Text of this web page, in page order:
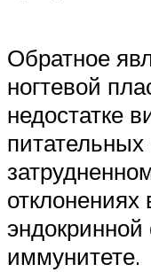
Обратное
ногтевой
недостатке
отклонениях
иммунитете.